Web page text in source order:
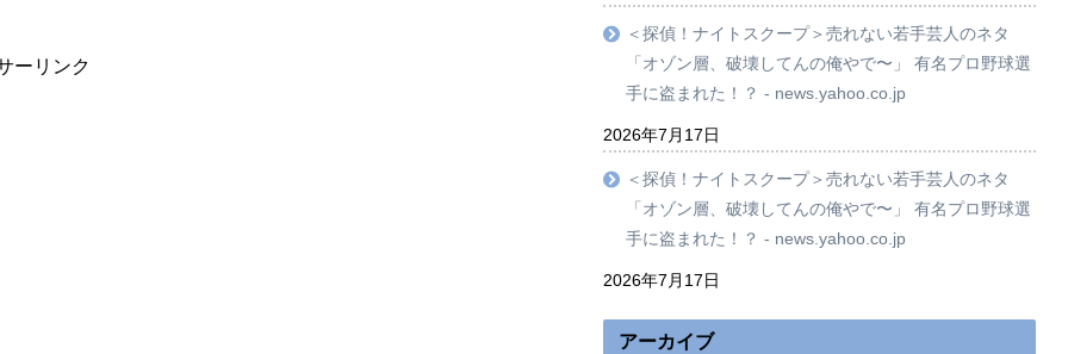
ーリンク
＜探偵！ナイトスクープ＞売れない若手芸人のネタ
「オゾン層、破壊してんの俺やで〜」 有名プロ野球選
手に盗まれた！？ - news.yahoo.co.jp
2026年7月17日
＜探偵！ナイトスクープ＞売れない若手芸人のネタ
「オゾン層、破壊してんの俺やで〜」 有名プロ野球選
手に盗まれた！？ - news.yahoo.co.jp
2026年7月17日
アーカイブ